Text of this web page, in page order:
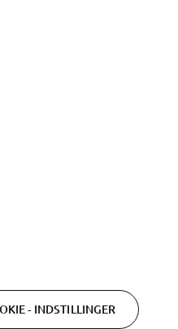
tilbud, særlige
mere.
- INDSTILLINGER